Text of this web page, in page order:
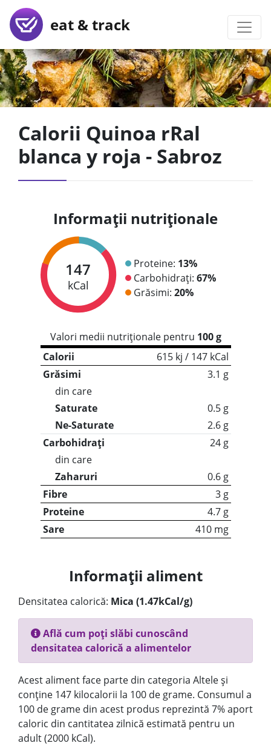
eat & track
Calorii Quinoa rRal
blanca y roja - Sabroz
Informații nutriționale
147
kCal
Proteine: 13%
Carbohidrați: 67%
Grăsimi: 20%
Valori medii nutriționale pentru 100 g
Calorii
615 kj / 147 kCal
Grăsimi
3.1 g
din care
Saturate
0.5 g
Ne-Saturate
2.6 g
Carbohidrați
24 g
din care
Zaharuri
0.6 g
Fibre
3 g
Proteine
4.7 g
Sare
410 mg
Informații aliment
Densitatea calorică: Mica (1.47kCal/g)
Află cum poți slăbi cunoscând
densitatea calorică a alimentelor
Acest aliment face parte din categoria Altele și
conține 147 kilocalorii la 100 de grame. Consumul a
100 de grame din acest produs reprezintă 7% aport
caloric din cantitatea zilnică estimată pentru un
adult (2000 kCal).